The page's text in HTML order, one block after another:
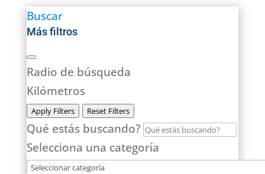
Buscar
Más filtros
Radio de búsqueda
Kilómetros
Apply Filters Reset Filters
Qué estás buscando?
Selecciona una categoría